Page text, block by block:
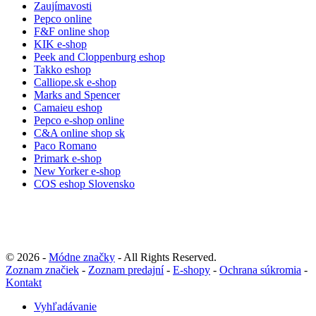
Zaujímavosti
Pepco online
F&F online shop
KIK e-shop
Peek and Cloppenburg eshop
Takko eshop
Calliope.sk e-shop
Marks and Spencer
Camaieu eshop
Pepco e-shop online
C&A online shop sk
Paco Romano
Primark e-shop
New Yorker e-shop
COS eshop Slovensko
© 2026 - Módne značky - All Rights Reserved.
Zoznam značiek - Zoznam predajní- E-shopy - Ochrana súkromia -
Kontakt
Vyhľadávanie